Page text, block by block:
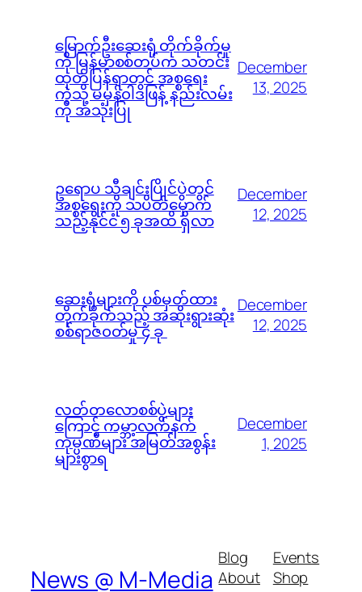
မြောက်ဦးဆေးရုံ တိုက်ခိုက်မှု
ကို မြန်မာစစ်တပ်က သတင်း
ထုတ်ပြန်ရာတွင် အစ္စရေး
ကဲ့သို့ မမှန်၀ါဒဖြန့် နည်းလမ်း
ကို အသုံးပြု
December
13, 2025
ဥရောပ သီချင်းပြိုင်ပွဲတွင်
အစ္စရေးကို သပိတ်မှောက်
သည့်နိုင်ငံ ၅ ခုအထိ ရှိလာ
December
12, 2025
ဆေးရုံများကို ပစ်မှတ်ထား
တိုက်ခိုက်သည့် အဆိုးရွားဆုံး
စစ်ရာဇ၀တ်မှု ၄ ခု
December
12, 2025
လတ်တလောစစ်ပွဲများ
ကြောင့် ကမ္ဘာ့လက်နက်
ကုမ္ပဏီများ အမြတ်အစွန်း
များစွာရ
December
1, 2025
News @ M-Media
Blog
About
Events
Shop